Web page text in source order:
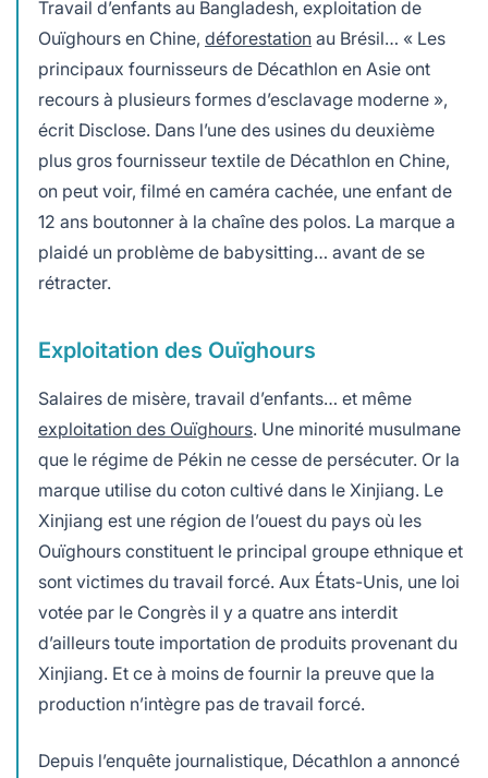
Travail d’enfants au Bangladesh, exploitation de
Ouïghours en Chine, déforestation au Brésil… « Les
principaux fournisseurs de Décathlon en Asie ont
recours à plusieurs formes d’esclavage moderne »,
écrit Disclose. Dans l’une des usines du deuxième
plus gros fournisseur textile de Décathlon en Chine,
on peut voir, filmé en caméra cachée, une enfant de
12 ans boutonner à la chaîne des polos. La marque a
plaidé un problème de babysitting… avant de se
rétracter.
Exploitation des Ouïghours
Salaires de misère, travail d’enfants… et même
exploitation des Ouïghours. Une minorité musulmane
que le régime de Pékin ne cesse de persécuter. Or la
marque utilise du coton cultivé dans le Xinjiang. Le
Xinjiang est une région de l’ouest du pays où les
Ouïghours constituent le principal groupe ethnique et
sont victimes du travail forcé. Aux États-Unis, une loi
votée par le Congrès il y a quatre ans interdit
d’ailleurs toute importation de produits provenant du
Xinjiang. Et ce à moins de fournir la preuve que la
production n’intègre pas de travail forcé.
Depuis l’enquête journalistique, Décathlon a annoncé